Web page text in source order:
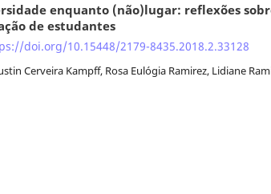
enquanto (não)lugar: reflexões
de estudantes
doi.org/10.15448/2179-8435.2018.2.33128
Cerveira Kampff, Rosa Eulógia Ramirez, Lidiane